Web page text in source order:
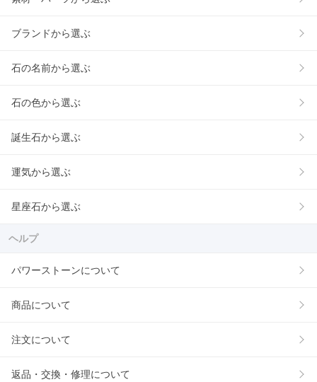
ブランドから選ぶ
石の名前から選ぶ
石の色から選ぶ
誕生石から選ぶ
運気から選ぶ
星座石から選ぶ
ヘルプ
パワーストーンについて
商品について
注文について
返品・交換・修理について